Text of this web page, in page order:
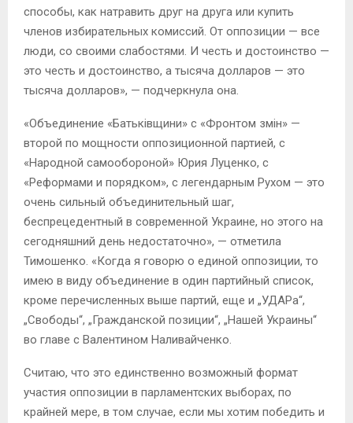
способы, как натравить друг на друга или купить
членов избирательных комиссий. От оппозиции — все
люди, со своими слабостями. И честь и достоинство —
это честь и достоинство, а тысяча долларов — это
тысяча долларов», — подчеркнула она.
«Объединение «Батьків­щини» с «Фронтом змін» —
второй по мощности оппозиционной партией, с
«Народной самообороной» Юрия Луценко, с
«Реформами и порядком», с легендарным Рухом — это
очень сильный объединительный шаг,
беспрецедентный в современной Украине, но этого на
сегодняшний день недостаточно», — отметила
Тимошенко. «Когда я говорю о единой оппозиции, то
имею в виду объединение в один партийный список,
кроме перечисленных выше партий, еще и „УДАРа“,
„Свободы“, „Гражданской позиции“, „Нашей Украины“
во главе с Валентином Наливайченко.
Считаю, что это единственно возможный формат
участия оппозиции в парламентских выборах, по
крайней мере, в том случае, если мы хотим победить и